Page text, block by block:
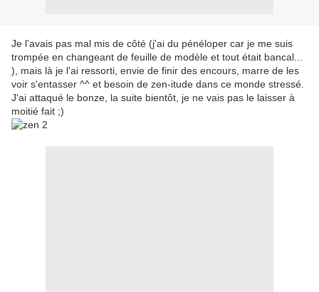
Je l'avais pas mal mis de côté (j'ai du pénéloper car je me suis
trompée en changeant de feuille de modèle et tout était bancal...
), mais là je l'ai ressorti, envie de finir des encours, marre de les
voir s'entasser ^^ et besoin de zen-itude dans ce monde stressé.
J'ai attaqué le bonze, la suite bientôt, je ne vais pas le laisser à
moitié fait ;)